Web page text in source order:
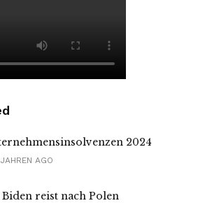
2024
AGO
Biden reist nach Polen